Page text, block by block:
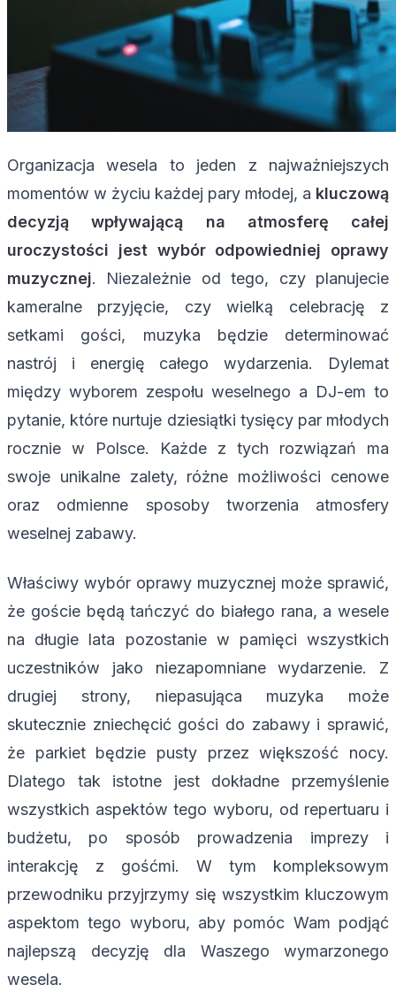
Organizacja wesela to jeden z najważniejszych
momentów w życiu każdej pary młodej, a kluczową
decyzją wpływającą na atmosferę całej
uroczystości jest wybór odpowiedniej oprawy
muzycznej. Niezależnie od tego, czy planujecie
kameralne przyjęcie, czy wielką celebrację z
setkami gości, muzyka będzie determinować
nastrój i energię całego wydarzenia. Dylemat
między wyborem zespołu weselnego a DJ-em to
pytanie, które nurtuje dziesiątki tysięcy par młodych
rocznie w Polsce. Każde z tych rozwiązań ma
swoje unikalne zalety, różne możliwości cenowe
oraz odmienne sposoby tworzenia atmosfery
weselnej zabawy.
Właściwy wybór oprawy muzycznej może sprawić,
że goście będą tańczyć do białego rana, a wesele
na długie lata pozostanie w pamięci wszystkich
uczestników jako niezapomniane wydarzenie. Z
drugiej strony, niepasująca muzyka może
skutecznie zniechęcić gości do zabawy i sprawić,
że parkiet będzie pusty przez większość nocy.
Dlatego tak istotne jest dokładne przemyślenie
wszystkich aspektów tego wyboru, od repertuaru i
budżetu, po sposób prowadzenia imprezy i
interakcję z gośćmi. W tym kompleksowym
przewodniku przyjrzymy się wszystkim kluczowym
aspektom tego wyboru, aby pomóc Wam podjąć
najlepszą decyzję dla Waszego wymarzonego
wesela.